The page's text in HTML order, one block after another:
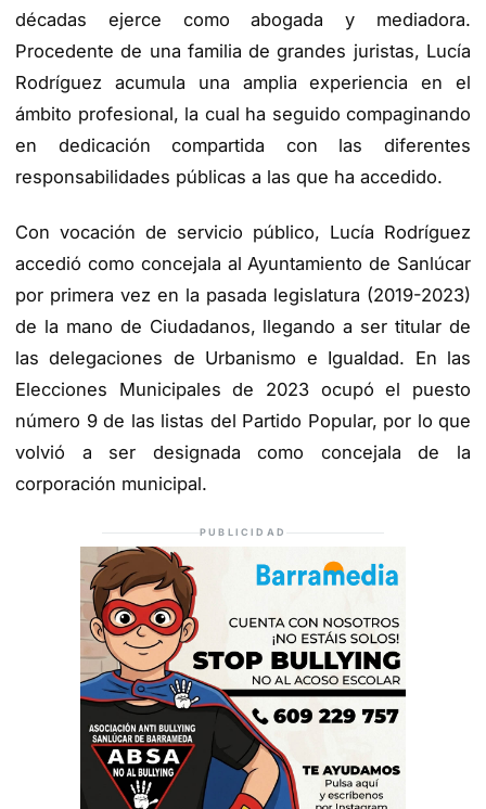
décadas ejerce como abogada y mediadora.
Procedente de una familia de grandes juristas, Lucía
Rodríguez acumula una amplia experiencia en el
ámbito profesional, la cual ha seguido compaginando
en dedicación compartida con las diferentes
responsabilidades públicas a las que ha accedido.
Con vocación de servicio público, Lucía Rodríguez
accedió como concejala al Ayuntamiento de Sanlúcar
por primera vez en la pasada legislatura (2019-2023)
de la mano de Ciudadanos, llegando a ser titular de
las delegaciones de Urbanismo e Igualdad. En las
Elecciones Municipales de 2023 ocupó el puesto
número 9 de las listas del Partido Popular, por lo que
volvió a ser designada como concejala de la
corporación municipal.
PUBLICIDAD